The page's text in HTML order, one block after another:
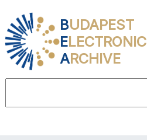
BUDAPEST
ELECTRONIC
ARCHIVE